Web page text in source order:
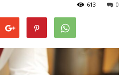
0
613